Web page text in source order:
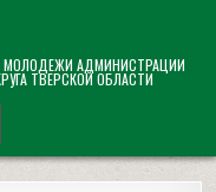
МОЛОДЕЖИ АДМИНИСТРАЦИИ
ТВЕРСКОЙ ОБЛАСТИ